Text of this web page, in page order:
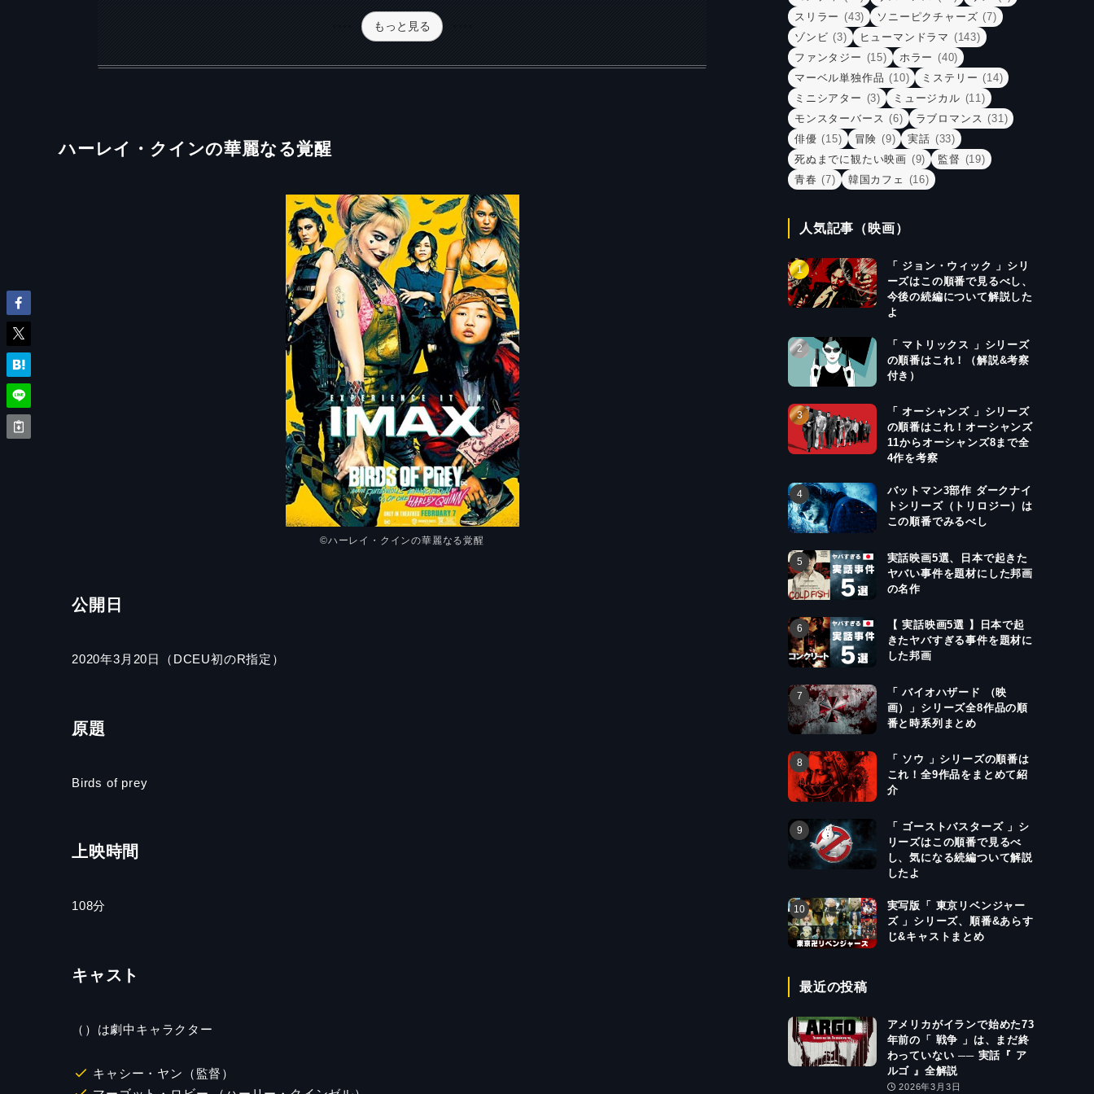
もっと見る
ハーレイ・クインの華麗なる覚醒
©ハーレイ・クインの華麗なる覚醒
公開日
2020年3月20日（DCEU初のR指定）
原題
Birds of prey
上映時間
108分
キャスト
（）は劇中キャラクター
キャシー・ヤン（監督）
スリラー (43) ソニーピクチャーズ (7)
ゾンビ (3) ヒューマンドラマ (143)
ファンタジー (15) ホラー (40)
マーベル単独作品 (10) ミステリー (14)
ミニシアター (3) ミュージカル (11)
モンスターバース (6) ラブロマンス (31)
俳優 (15) 冒険 (9) 実話 (33)
死ぬまでに観たい映画 (9) 監督 (19)
青春 (7) 韓国カフェ (16)
人気記事（映画）
「 ジョン・ウィック 」シリ
ーズはこの順番で見るべし、
今後の続編について解説した
よ
「 マトリックス 」シリーズ
の順番はこれ！（解説&考察
付き）
「 オーシャンズ 」シリーズ
の順番はこれ！オーシャンズ
11からオーシャンズ8まで全
4作を考察
バットマン3部作 ダークナイ
トシリーズ（トリロジー）は
この順番でみるべし
実話映画5選、日本で起きた
ヤバい事件を題材にした邦画
の名作
【 実話映画5選 】日本で起
きたヤバすぎる事件を題材に
した邦画
「 バイオハザード （映
画）」シリーズ全8作品の順
番と時系列まとめ
「 ソウ 」シリーズの順番は
これ！全9作品をまとめて紹
介
「 ゴーストバスターズ 」シ
リーズはこの順番で見るべ
し、気になる続編ついて解説
したよ
実写版「 東京リベンジャー
ズ 」シリーズ、順番&あらす
じ&キャストまとめ
最近の投稿
アメリカがイランで始めた73
年前の「 戦争 」は、まだ終
わっていない ── 実話『 ア
ルゴ 』全解説
2026年3月3日